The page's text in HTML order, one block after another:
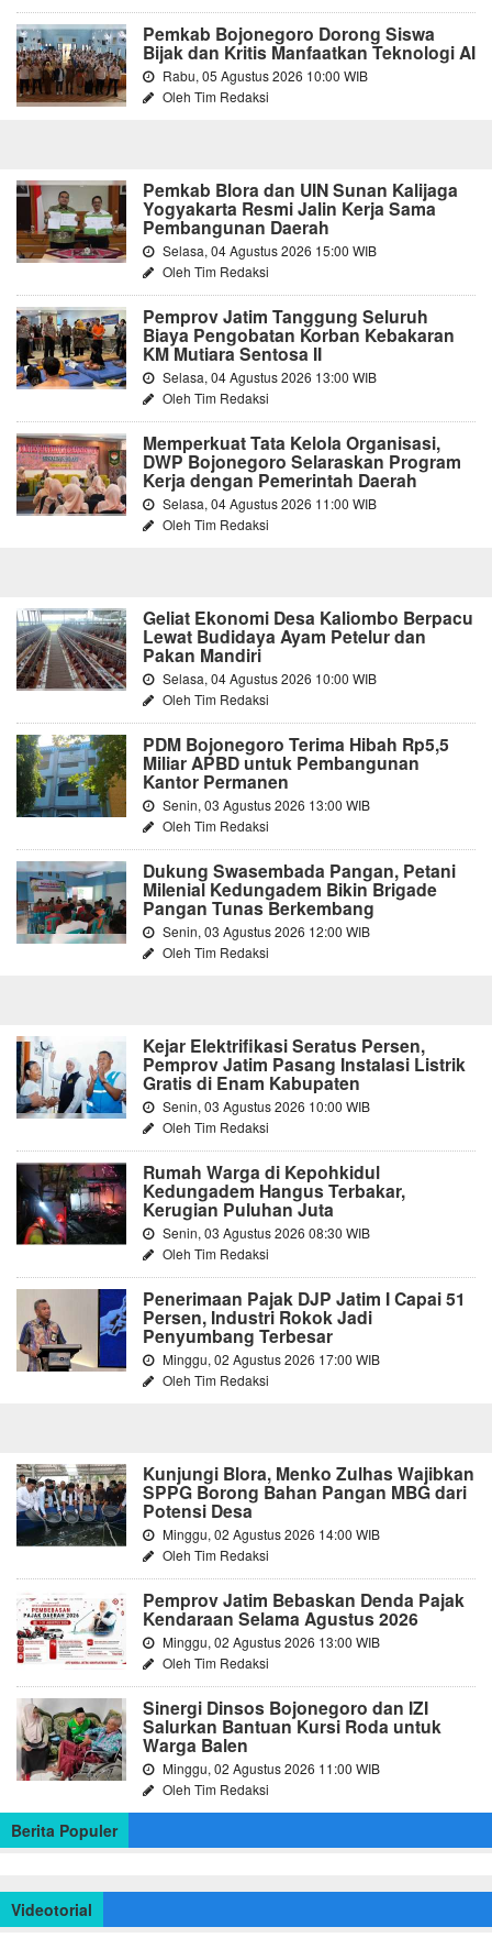
Pemkab Bojonegoro Dorong Siswa
Bijak dan Kritis Manfaatkan Teknologi AI
Rabu, 05 Agustus 2026 10:00 WIB
Oleh Tim Redaksi
Pemkab Blora dan UIN Sunan Kalijaga
Yogyakarta Resmi Jalin Kerja Sama
Pembangunan Daerah
Selasa, 04 Agustus 2026 15:00 WIB
Oleh Tim Redaksi
Pemprov Jatim Tanggung Seluruh
Biaya Pengobatan Korban Kebakaran
KM Mutiara Sentosa II
Selasa, 04 Agustus 2026 13:00 WIB
Oleh Tim Redaksi
Memperkuat Tata Kelola Organisasi,
DWP Bojonegoro Selaraskan Program
Kerja dengan Pemerintah Daerah
Selasa, 04 Agustus 2026 11:00 WIB
Oleh Tim Redaksi
Geliat Ekonomi Desa Kaliombo Berpacu
Lewat Budidaya Ayam Petelur dan
Pakan Mandiri
Selasa, 04 Agustus 2026 10:00 WIB
Oleh Tim Redaksi
PDM Bojonegoro Terima Hibah Rp5,5
Miliar APBD untuk Pembangunan
Kantor Permanen
Senin, 03 Agustus 2026 13:00 WIB
Oleh Tim Redaksi
Dukung Swasembada Pangan, Petani
Milenial Kedungadem Bikin Brigade
Pangan Tunas Berkembang
Senin, 03 Agustus 2026 12:00 WIB
Oleh Tim Redaksi
Kejar Elektrifikasi Seratus Persen,
Pemprov Jatim Pasang Instalasi Listrik
Gratis di Enam Kabupaten
Senin, 03 Agustus 2026 10:00 WIB
Oleh Tim Redaksi
Rumah Warga di Kepohkidul
Kedungadem Hangus Terbakar,
Kerugian Puluhan Juta
Senin, 03 Agustus 2026 08:30 WIB
Oleh Tim Redaksi
Penerimaan Pajak DJP Jatim I Capai 51
Persen, Industri Rokok Jadi
Penyumbang Terbesar
Minggu, 02 Agustus 2026 17:00 WIB
Oleh Tim Redaksi
Kunjungi Blora, Menko Zulhas Wajibkan
SPPG Borong Bahan Pangan MBG dari
Potensi Desa
Minggu, 02 Agustus 2026 14:00 WIB
Oleh Tim Redaksi
Pemprov Jatim Bebaskan Denda Pajak
Kendaraan Selama Agustus 2026
Minggu, 02 Agustus 2026 13:00 WIB
Oleh Tim Redaksi
Sinergi Dinsos Bojonegoro dan IZI
Salurkan Bantuan Kursi Roda untuk
Warga Balen
Minggu, 02 Agustus 2026 11:00 WIB
Oleh Tim Redaksi
Berita Populer
Videotorial